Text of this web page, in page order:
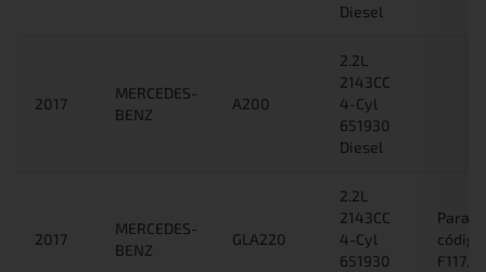
Diesel
2017
MERCEDES-
BENZ
A200
2.2L
2143CC
4-Cyl
651930
Diesel
2017
MERCEDES-
BENZ
GLA220
2.2L
2143CC
4-Cyl
651930
Para
código
F117/